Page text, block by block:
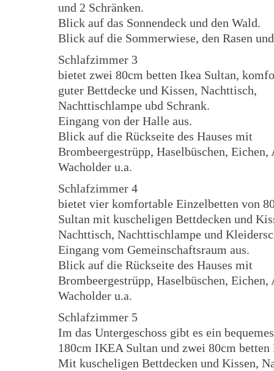
und 2 Schränken.
Blick auf das Sonnendeck und den Wald.
Blick auf die Sommerwiese, den Rasen
Schlafzimmer 3
bietet zwei 80cm betten Ikea Sultan,
guter Bettdecke und Kissen, Nachttisch,
Nachttischlampe ubd Schrank.
Eingang von der Halle aus.
Blick auf die Rückseite des Hauses mit
Brombeergestrüpp, Haselbüschen, Eichen,
Wacholder u.a.
Schlafzimmer 4
bietet vier komfortable Einzelbetten von
Sultan mit kuscheligen Bettdecken und
Nachttisch, Nachttischlampe und
Eingang vom Gemeinschaftsraum aus.
Blick auf die Rückseite des Hauses mit
Brombeergestrüpp, Haselbüschen, Eichen,
Wacholder u.a.
Schlafzimmer 5
Im das Untergeschoss gibt es ein
180cm IKEA Sultan und zwei 80cm betten
Mit kuscheligen Bettdecken und Kissen,